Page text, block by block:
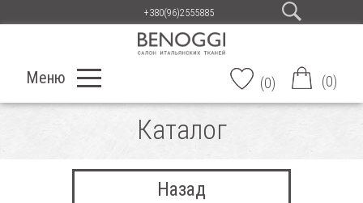
+380(96)2555885
Меню (0) (0)
Каталог
Назад